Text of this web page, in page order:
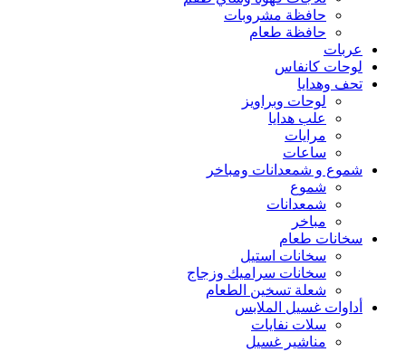
حافظة مشروبات
حافظة طعام
عربات
لوحات كانفاس
تحف وهدايا
لوحات وبراويز
علب هدايا
مرايات
ساعات
شموع و شمعدانات ومباخر
شموع
شمعدانات
مباخر
سخانات طعام
سخانات استيل
سخانات سراميك وزجاج
شعلة تسخين الطعام
أداوات غسيل الملابس
سلات نفايات
مناشير غسيل